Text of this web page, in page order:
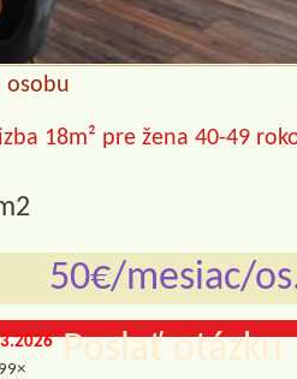
osobu
18m² pre žena 40-49
50€/mesiac/
Poslať otázku